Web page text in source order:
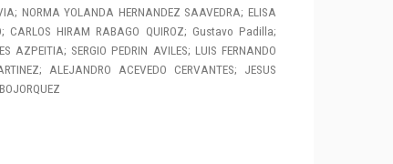
NORMA YOLANDA HERNANDEZ SAAVEDRA; ELISA
CARLOS HIRAM RABAGO QUIROZ; Gustavo Padilla;
AZPEITIA; SERGIO PEDRIN AVILES; LUIS FERNANDO
ALEJANDRO ACEVEDO CERVANTES; JESUS